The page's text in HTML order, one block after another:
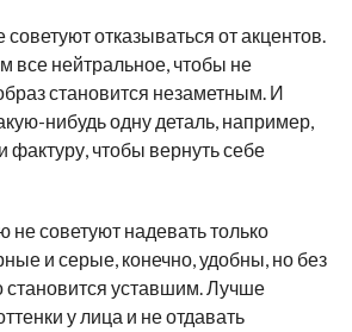
отказываться от акцентов.
все нейтральное, чтобы не
становится незаметным. И
нибудь одну деталь, например,
фактуру, чтобы вернуть себе
не советуют надевать только
и серые, конечно, удобны, но без
становится уставшим. Лучше
у лица и не отдавать